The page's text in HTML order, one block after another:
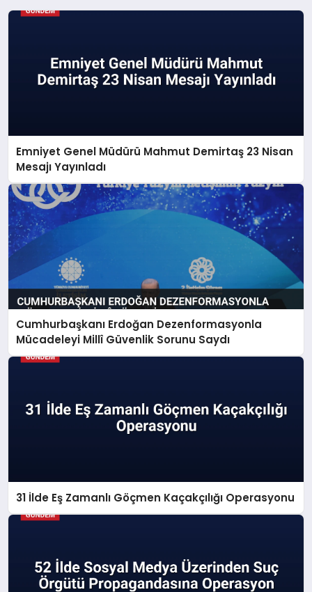
Emniyet Genel Müdürü Mahmut Demirtaş 23 Nisan
Mesajı Yayınladı
Cumhurbaşkanı Erdoğan Dezenformasyonla
Mücadeleyi Millî Güvenlik Sorunu Saydı
31 İlde Eş Zamanlı Göçmen Kaçakçılığı Operasyonu